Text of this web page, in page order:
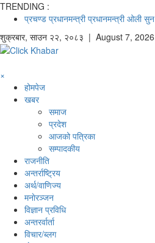
TRENDING :
प्रचण्ड प्रधानमन्त्री प्रधानमन्त्री ओली सुन
शुक्रबार, साउन २२, २०८३ | August 7, 2026
×
होमपेज
खबर
समाज
प्रदेश
आजको पत्रिका
सम्पादकीय
राजनीति
अन्तर्राष्ट्रिय
अर्थ/वाणिज्य
मनाेरञ्जन
विज्ञान प्रविधि
अन्तरर्वार्ता
विचार/ब्लग